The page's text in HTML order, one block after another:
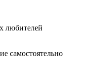
любителей
самостоятельно